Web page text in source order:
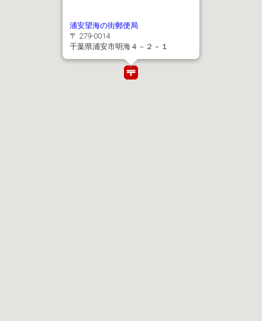
浦安望海の街郵便局
〒 279-0014
千葉県浦安市明海４－２－１